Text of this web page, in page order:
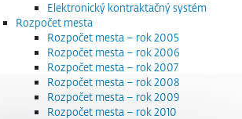
Elektronický kontraktačný systém
Rozpočet mesta
Rozpočet mesta – rok 2005
Rozpočet mesta – rok 2006
Rozpočet mesta – rok 2007
Rozpočet mesta – rok 2008
Rozpočet mesta – rok 2009
Rozpočet mesta – rok 2010